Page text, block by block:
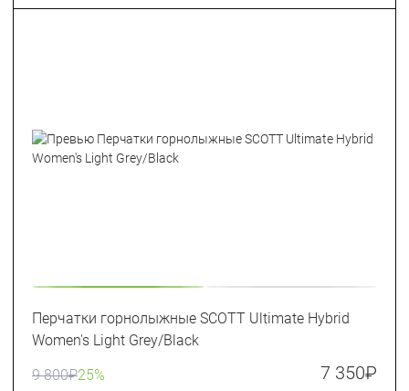
Перчатки горнолыжные SCOTT Ultimate Hybrid
Women's Light Grey/Black
9 800₽25% 7 350₽